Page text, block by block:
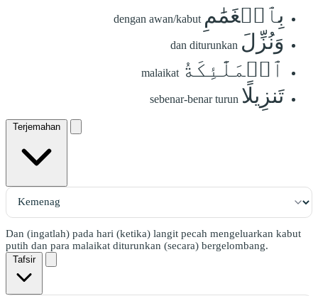
بِٱلۡغَمَٰمِ dengan awan/kabut
وَنُزِّلَ dan diturunkan
ٱلۡمَلَٰٓئِكَةُ malaikat
تَنزِيلًا sebenar-benar turun
Terjemahan
Dan (ingatlah) pada hari (ketika) langit pecah mengeluarkan kabut
putih dan para malaikat diturunkan (secara) bergelombang.
Tafsir